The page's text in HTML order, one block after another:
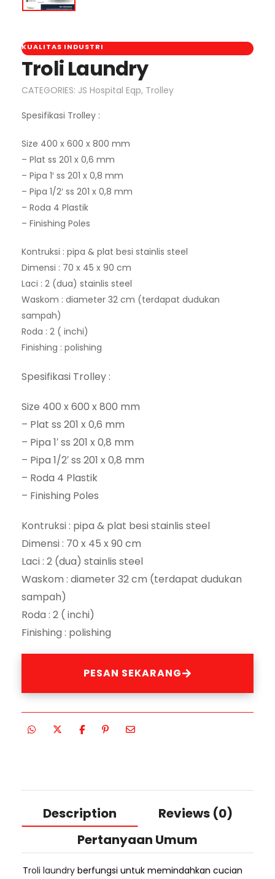
KUALITAS INDUSTRI
Troli Laundry
CATEGORIES: JS Hospital Eqp, Trolley
Spesifikasi Trolley :
Size 400 x 600 x 800 mm
– Plat ss 201 x 0,6 mm
– Pipa 1′ ss 201 x 0,8 mm
– Pipa 1/2′ ss 201 x 0,8 mm
– Roda 4 Plastik
– Finishing Poles
Kontruksi : pipa & plat besi stainlis steel
Dimensi : 70 x 45 x 90 cm
Laci : 2 (dua) stainlis steel
Waskom : diameter 32 cm (terdapat dudukan
sampah)
Roda : 2 ( inchi)
Finishing : polishing
Spesifikasi Trolley :
Size 400 x 600 x 800 mm
– Plat ss 201 x 0,6 mm
– Pipa 1′ ss 201 x 0,8 mm
– Pipa 1/2′ ss 201 x 0,8 mm
– Roda 4 Plastik
– Finishing Poles
Kontruksi : pipa & plat besi stainlis steel
Dimensi : 70 x 45 x 90 cm
Laci : 2 (dua) stainlis steel
Waskom : diameter 32 cm (terdapat dudukan
sampah)
Roda : 2 ( inchi)
Finishing : polishing
PESAN SEKARANG
Description
Reviews (0)
Pertanyaan Umum
Troli laundry berfungsi untuk memindahkan cucian